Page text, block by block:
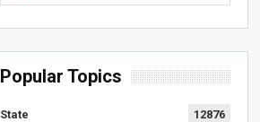
Popular Topics
State 12876